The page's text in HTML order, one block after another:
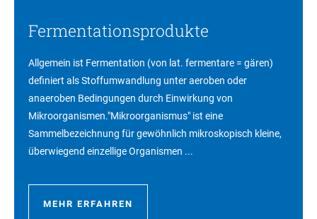
Fermentationsprodukte
Allgemein ist Fermentation (von lat. fermentare = gären)
definiert als Stoffumwandlung unter aeroben oder
anaeroben Bedingungen durch Einwirkung von
Mikroorganismen."Mikroorganismus" ist eine
Sammelbezeichnung für gewöhnlich mikroskopisch kleine,
überwiegend einzellige Organismen ...
MEHR ERFAHREN